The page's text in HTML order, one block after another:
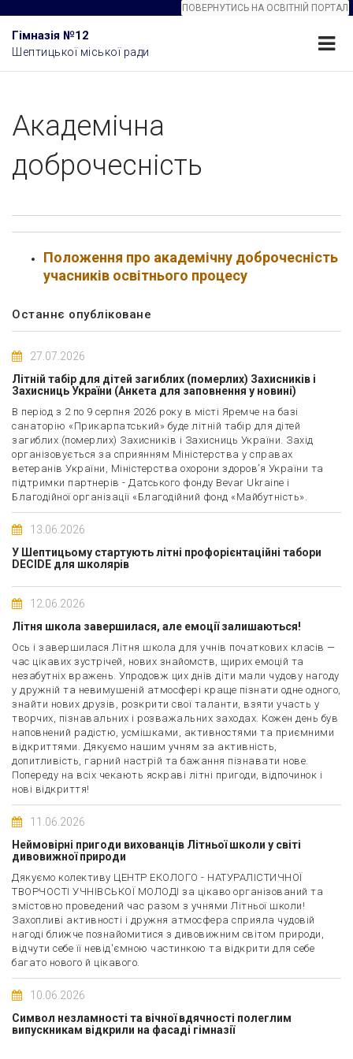
ПОВЕРНУТИСЬ НА ОСВІТНІЙ ПОРТАЛ
Гімназія №12
Шептицької міської ради
Академічна
доброчесність
Положення про академічну доброчесність
учасників освітнього процесу
Останнє опубліковане
27.07.2026
Літній табір для дітей загиблих (померлих) Захисників і
Захисниць України (Анкета для заповнення у новині)
В період з 2 по 9 серпня 2026 року в місті Яремче на базі
санаторію «Прикарпатський» буде літній табір для дітей
загиблих (померлих) Захисників і Захисниць України. Захід
організовується за сприянням Міністерства у справах
ветеранів України, Міністерства охорони здоров’я України та
підтримки партнерів - Датського фонду Bevar Ukraine і
Благодійної організації «Благодійний фонд «Майбутність».
13.06.2026
У Шептицьому стартують літні профорієнтаційні табори
DECIDE для школярів
12.06.2026
Літня школа завершилася, але емоції залишаються!
Ось і завершилася Літня школа для учнів початкових класів —
час цікавих зустрічей, нових знайомств, щирих емоцій та
незабутніх вражень. Упродовж цих днів діти мали чудову нагоду
у дружній та невимушеній атмосфері краще пізнати одне одного,
знайти нових друзів, розкрити свої таланти, взяти участь у
творчих, пізнавальних і розважальних заходах. Кожен день був
наповнений радістю, усмішками, активностями та приємними
відкриттями. Дякуємо нашим учням за активність,
допитливість, гарний настрій та бажання пізнавати нове.
Попереду на всіх чекають яскраві літні пригоди, відпочинок і
нові відкриття!
11.06.2026
Неймовірні пригоди вихованців Літньої школи у світі
дивовижної природи
Дякуємо колективу ЦЕНТР ЕКОЛОГО - НАТУРАЛІСТИЧНОЇ
ТВОРЧОСТІ УЧНІВСЬКОЇ МОЛОДІ за цікаво організований та
змістовно проведений час разом з учнями Літньої школи!
Захопливі активності і дружня атмосфера сприяла чудовій
нагоді ближче познайомитися з дивовижним світом природи,
відчути себе її невід'ємною частинкою та відкрити для себе
багато нового й цікавого.
10.06.2026
Символ незламності та вічної вдячності полеглим
випускникам відкрили на фасаді гімназії